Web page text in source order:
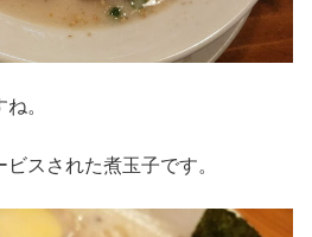
。
スされた煮玉子です。